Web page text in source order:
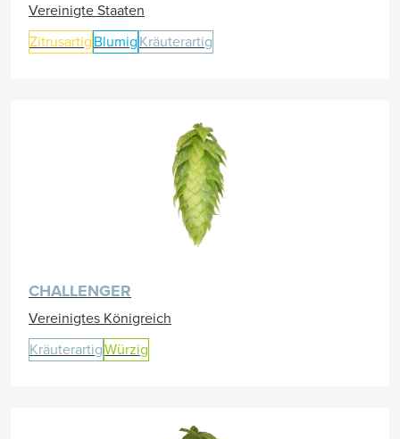
Vereinigte Staaten
Zitrusartig Blumig Kräuterartig
CHALLENGER
Vereinigtes Königreich
KräuterartigWürzig